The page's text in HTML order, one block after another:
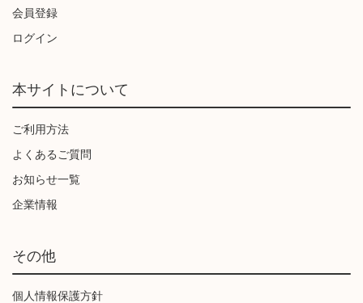
会員登録
ログイン
本サイトについて
ご利用方法
よくあるご質問
お知らせ一覧
企業情報
その他
個人情報保護方針